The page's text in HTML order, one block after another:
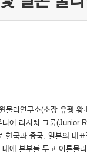
물리연구소(소장 유
어 리서치 그룹
국과 중국, 일본의 대
에 본부를 두고 이론